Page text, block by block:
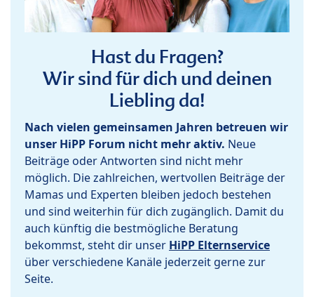
Hast du Fragen?
Wir sind für dich und deinen
Liebling da!
Nach vielen gemeinsamen Jahren betreuen wir
unser HiPP Forum nicht mehr aktiv. Neue
Beiträge oder Antworten sind nicht mehr
möglich. Die zahlreichen, wertvollen Beiträge der
Mamas und Experten bleiben jedoch bestehen
und sind weiterhin für dich zugänglich. Damit du
auch künftig die bestmögliche Beratung
bekommst, steht dir unser HiPP Elternservice
über verschiedene Kanäle jederzeit gerne zur
Seite.